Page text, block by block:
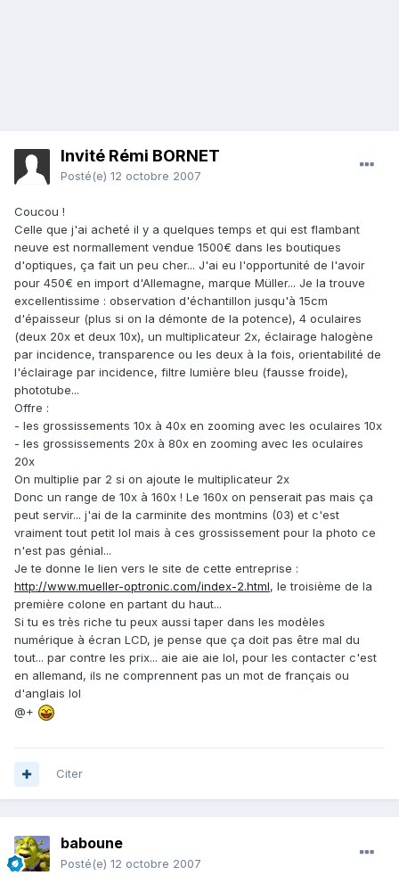
Invité Rémi BORNET
Posté(e) 12 octobre 2007
Coucou !
Celle que j'ai acheté il y a quelques temps et qui est flambant
neuve est normallement vendue 1500€ dans les boutiques
d'optiques, ça fait un peu cher... J'ai eu l'opportunité de l'avoir
pour 450€ en import d'Allemagne, marque Müller... Je la trouve
excellentissime : observation d'échantillon jusqu'à 15cm
d'épaisseur (plus si on la démonte de la potence), 4 oculaires
(deux 20x et deux 10x), un multiplicateur 2x, éclairage halogène
par incidence, transparence ou les deux à la fois, orientabilité de
l'éclairage par incidence, filtre lumière bleu (fausse froide),
phototube...
Offre :
- les grossissements 10x à 40x en zooming avec les oculaires 10x
- les grossissements 20x à 80x en zooming avec les oculaires
20x
On multiplie par 2 si on ajoute le multiplicateur 2x
Donc un range de 10x à 160x ! Le 160x on penserait pas mais ça
peut servir... j'ai de la carminite des montmins (03) et c'est
vraiment tout petit lol mais à ces grossissement pour la photo ce
n'est pas génial...
Je te donne le lien vers le site de cette entreprise :
http://www.mueller-optronic.com/index-2.html, le troisième de la
première colone en partant du haut...
Si tu es très riche tu peux aussi taper dans les modèles
numérique à écran LCD, je pense que ça doit pas être mal du
tout... par contre les prix... aie aie aie lol, pour les contacter c'est
en allemand, ils ne comprennent pas un mot de français ou
d'anglais lol
@+
Citer
baboune
Posté(e) 12 octobre 2007